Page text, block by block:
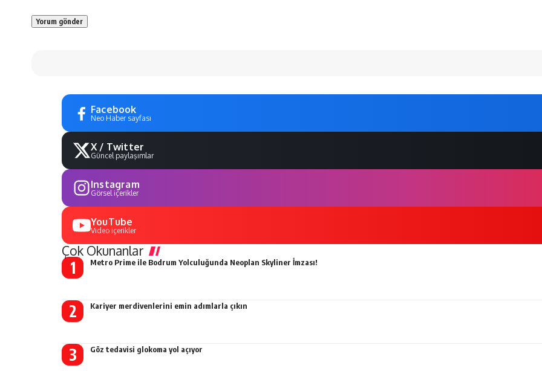
Facebook
Neo Haber sayfası
X / Twitter
Güncel paylaşımlar
Instagram
Görsel içerikler
YouTube
Video içerikler
Çok Okunanlar
Metro Prime ile Bodrum Yolculuğunda Neoplan Skyliner İmzası!
Kariyer merdivenlerini emin adımlarla çıkın
Göz tedavisi glokoma yol açıyor